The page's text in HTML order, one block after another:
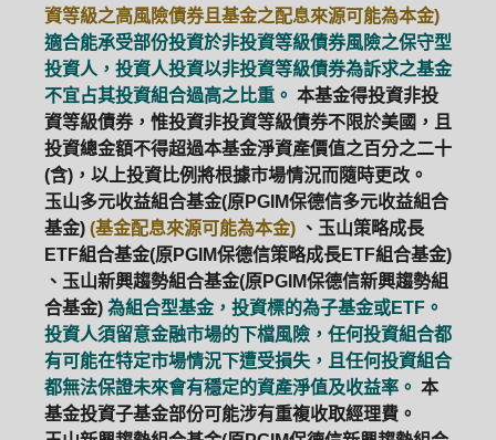
PGIM系列基金 168循環投資
定期(不)定額 高成長基金 月配息
資等級之高風險債券且基金之配息來源可能為本金)
適合能承受部份投資於非投資等級債券風險之保守型
投資人，投資人投資以非投資等級債券為訴求之基金
不宜占其投資組合過高之比重。 本基金得投資非投
資等級債券，惟投資非投資等級債券不限於美國，且
投資總金額不得超過本基金淨資產價值之百分之二十
(含)，以上投資比例將根據市場情況而隨時更改。
玉山多元收益組合基金(原PGIM保德信多元收益組合
基金) (基金配息來源可能為本金) 、玉山策略成長
ETF組合基金(原PGIM保德信策略成長ETF組合基金)
、玉山新興趨勢組合基金(原PGIM保德信新興趨勢組
合基金) 為組合型基金，投資標的為子基金或ETF。
投資人須留意金融市場的下檔風險，任何投資組合都
有可能在特定市場情況下遭受損失，且任何投資組合
都無法保證未來會有穩定的資產淨值及收益率。 本
基金投資子基金部份可能涉有重複收取經理費。